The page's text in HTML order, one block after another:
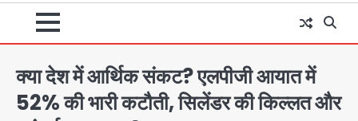
क्या देश में आर्थिक संकट? एलपीजी आयात में
52% की भारी कटौती, सिलेंडर की किल्लत और